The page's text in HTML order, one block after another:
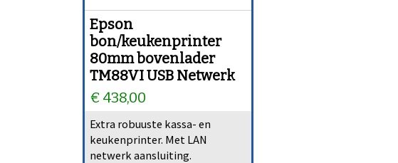
Epson
bon/keukenprinter
80mm bovenlader
TM88VI USB Netwerk
€ 438,00
Extra robuuste kassa- en
keukenprinter. Met LAN
netwerk aansluiting.